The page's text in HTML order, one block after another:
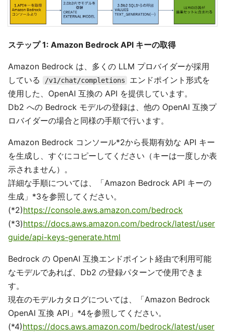
ステップ 1: Amazon Bedrock API キーの取得
Amazon Bedrock は、多くの LLM プロバイダーが採用
している
/v1/chat/completions
エンドポイント形式を
使用した、OpenAI 互換の API を提供しています。
Db2 への Bedrock モデルの登録は、他の OpenAI 互換プ
ロバイダーの場合と同様の手順で行います。
Amazon Bedrock コンソール*2から長期有効な API キー
を生成し、すぐにコピーしてください（キーは一度しか表
示されません）。
詳細な手順については、「Amazon Bedrock API キーの
生成」*3を参照してください。
(*2)https://console.aws.amazon.com/bedrock
(*3)https://docs.aws.amazon.com/bedrock/latest/user
guide/api-keys-generate.html
Bedrock の OpenAI 互換エンドポイント経由で利用可能
なモデルであれば、Db2 の登録パターンで使用できま
す。
現在のモデルカタログについては、「Amazon Bedrock
OpenAI 互換 API」*4を参照してください。
(*4)https://docs.aws.amazon.com/bedrock/latest/user